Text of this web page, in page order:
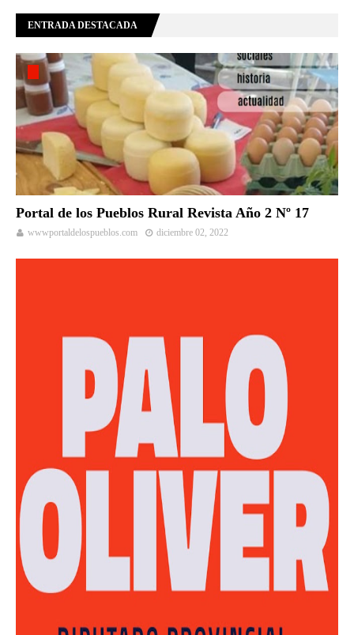
ENTRADA DESTACADA
Portal de los Pueblos Rural Revista Año 2 Nº 17
wwwportaldelospueblos.com diciembre 02, 2022